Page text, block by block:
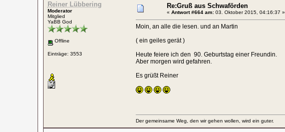
Reiner Lübbering
Moderator
Mitglied
YaBB God
Offline
Einträge: 3553
Re:Gruß aus Schwaförden
« Antwort #664 am:03. Oktober 2015, 04:16:37 »
Moin, an alle die lesen. und an Martin
( ein geiles gerät )
Heute feiere ich den 90. Geburtstag einer Freundin.
Aber morgen wird gefahren.
Es grüßt Reiner
Der gemeinsame Weg, den wir gehen wollen, wird ein guter.